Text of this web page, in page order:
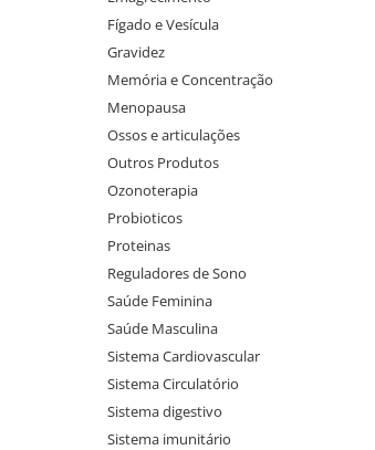
Fígado e Vesícula
Gravidez
Memória e Concentração
Menopausa
Ossos e articulações
Outros Produtos
Ozonoterapia
Probioticos
Proteinas
Reguladores de Sono
Saúde Feminina
Saúde Masculina
Sistema Cardiovascular
Sistema Circulatório
Sistema digestivo
Sistema imunitário